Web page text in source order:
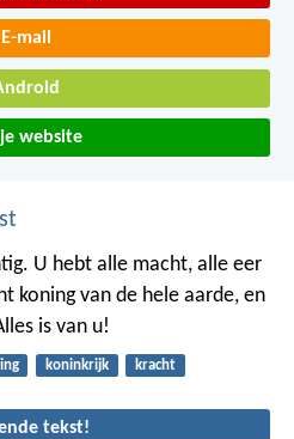
E-mail
website
U hebt alle macht, alle eer
koning van de hele aarde, en
is van u!
koninkrijk kracht
tekst!